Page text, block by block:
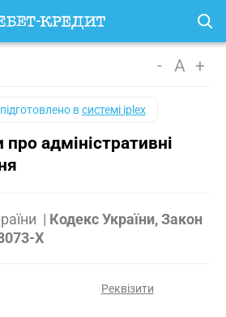
- A +
всистемі iplex
адміністративні
| Кодекс України, Закон
X
Реквізити